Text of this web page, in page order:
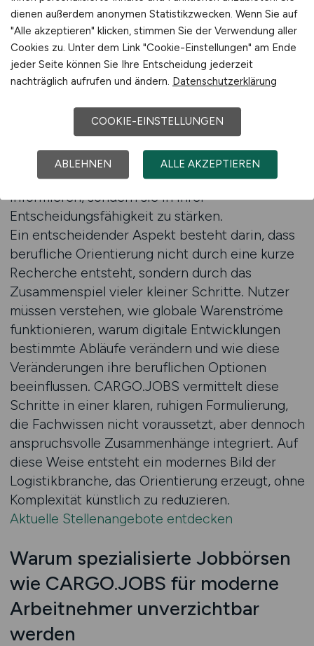
wodurch sich Erwartungen und Anforderungen
stetig verschieben. Arbeitnehmer müssen
deshalb eine Form von Flexibilität entwickeln,
die nicht aus Unsicherheit entsteht, sondern
aus fundierter Information. CARGO.JOBS
sowohl den Überblick als auch die Tiefe bietet,
die für den heutigen Arbeitsmarkt notwendig
sind. Jeder Textabschnitt ist darauf
ausgerichtet, Menschen nicht nur zu
informieren, sondern sie in ihrer
Entscheidungsfähigkeit zu stärken.
Ein entscheidender Aspekt besteht darin, dass
berufliche Orientierung nicht durch eine kurze
Recherche entsteht, sondern durch das
Zusammenspiel vieler kleiner Schritte. Nutzer
müssen verstehen, wie globale Warenströme
funktionieren, warum digitale Entwicklungen
bestimmte Abläufe verändern und wie diese
Veränderungen ihre beruflichen Optionen
beeinflussen. CARGO.JOBS vermittelt diese
Schritte in einer klaren, ruhigen Formulierung,
die Fachwissen nicht voraussetzt, aber dennoch
anspruchsvolle Zusammenhänge integriert. Auf
diese Weise entsteht ein modernes Bild der
Logistikbranche, das Orientierung erzeugt, ohne
Komplexität künstlich zu reduzieren.
Aktuelle Stellenangebote entdecken
Warum spezialisierte Jobbörsen
wie CARGO.JOBS für moderne
Arbeitnehmer unverzichtbar
werden
dienen außerdem anonymen Statistikzwecken. Wenn Sie auf
"Alle akzeptieren" klicken, stimmen Sie der Verwendung aller
Cookies zu. Unter dem Link "Cookie-Einstellungen" am Ende
jeder Seite können Sie Ihre Entscheidung jederzeit
nachträglich aufrufen und ändern. Datenschutzerklärung
COOKIE-EINSTELLUNGEN
ABLEHNEN ALLE AKZEPTIEREN